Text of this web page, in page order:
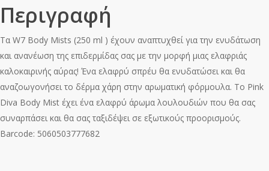
Περιγραφή
Τα W7 Body Mists (250 ml ) έχουν αναπτυχθεί για την ενυδάτωση
και ανανέωση της επιδερμίδας σας με την μορφή μιας ελαφριάς
καλοκαιρινής αύρας! Ένα ελαφρύ σπρέυ θα ενυδατώσει και θα
αναζοωγονήσει το δέρμα χάρη στην αρωματική φόρμουλα. Το Pink
Diva Body Mist έχει ένα ελαφρύ άρωμα λουλουδιών που θα σας
συναρπάσει και θα σας ταξιδέψει σε εξωτικούς προορισμούς.
Barcode: 5060503777682